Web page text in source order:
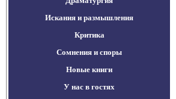
Искания и размышления
Критика
Сомнения и споры
Новые книги
У нас в гостях